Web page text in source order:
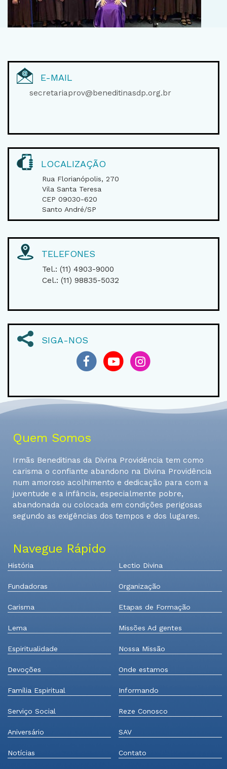
E-MAIL
secretariaprov@beneditinasdp.org.br
LOCALIZAÇÃO
Rua Florianópolis, 270
Vila Santa Teresa
CEP 09030-620
Santo André/SP
TELEFONES
Tel.: (11) 4903-9000
Cel.: (11) 98835-5032
SIGA-NOS
Quem Somos
Irmãs Beneditinas da Divina Providência tem como
carisma o confiante abandono na Divina Providência
num amoroso acolhimento e dedicação para com a
juventude e a infância, especialmente pobre,
abandonada ou colocada em condições perigosas
segundo as exigências dos tempos e dos lugares.
Navegue Rápido
História
Fundadoras
Carisma
Lema
Espiritualidade
Devoções
Lectio Divina
Organização
Etapas de Formação
Missões Ad gentes
Nossa Missão
Onde estamos
Família Espiritual
Serviço Social
Aniversário
Notícias
Informando
Reze Conosco
SAV
Contato